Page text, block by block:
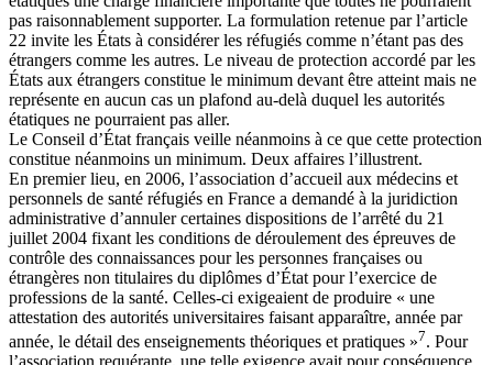
pas raisonnablement supporter. La formulation retenue par l’article
22 invite les États à considérer les réfugiés comme n’étant pas des
étrangers comme les autres. Le niveau de protection accordé par les
États aux étrangers constitue le minimum devant être atteint mais ne
représente en aucun cas un plafond au-delà duquel les autorités
étatiques ne pourraient pas aller.
Le Conseil d’État français veille néanmoins à ce que cette protection
constitue néanmoins un minimum. Deux affaires l’illustrent.
En premier lieu, en 2006, l’association d’accueil aux médecins et
personnels de santé réfugiés en France a demandé à la juridiction
administrative d’annuler certaines dispositions de l’arrêté du 21
juillet 2004 fixant les conditions de déroulement des épreuves de
contrôle des connaissances pour les personnes françaises ou
étrangères non titulaires du diplômes d’État pour l’exercice de
professions de la santé. Celles-ci exigeaient de produire « une
attestation des autorités universitaires faisant apparaître, année par
année, le détail des enseignements théoriques et pratiques »7. Pour
l’association requérante, une telle exigence avait pour conséquence